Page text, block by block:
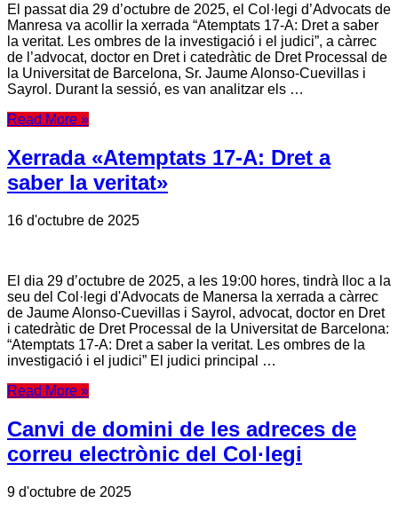
El passat dia 29 d’octubre de 2025, el Col·legi d’Advocats de
Manresa va acollir la xerrada “Atemptats 17-A: Dret a saber
la veritat. Les ombres de la investigació i el judici”, a càrrec
de l’advocat, doctor en Dret i catedràtic de Dret Processal de
la Universitat de Barcelona, Sr. Jaume Alonso-Cuevillas i
Sayrol. Durant la sessió, es van analitzar els …
Read More »
Xerrada «Atemptats 17-A: Dret a
saber la veritat»
16 d'octubre de 2025
El dia 29 d’octubre de 2025, a les 19:00 hores, tindrà lloc a la
seu del Col·legi d'Advocats de Manersa la xerrada a càrrec
de Jaume Alonso-Cuevillas i Sayrol, advocat, doctor en Dret
i catedràtic de Dret Processal de la Universitat de Barcelona:
“Atemptats 17-A: Dret a saber la veritat. Les ombres de la
investigació i el judici” El judici principal …
Read More »
Canvi de domini de les adreces de
correu electrònic del Col·legi
9 d'octubre de 2025